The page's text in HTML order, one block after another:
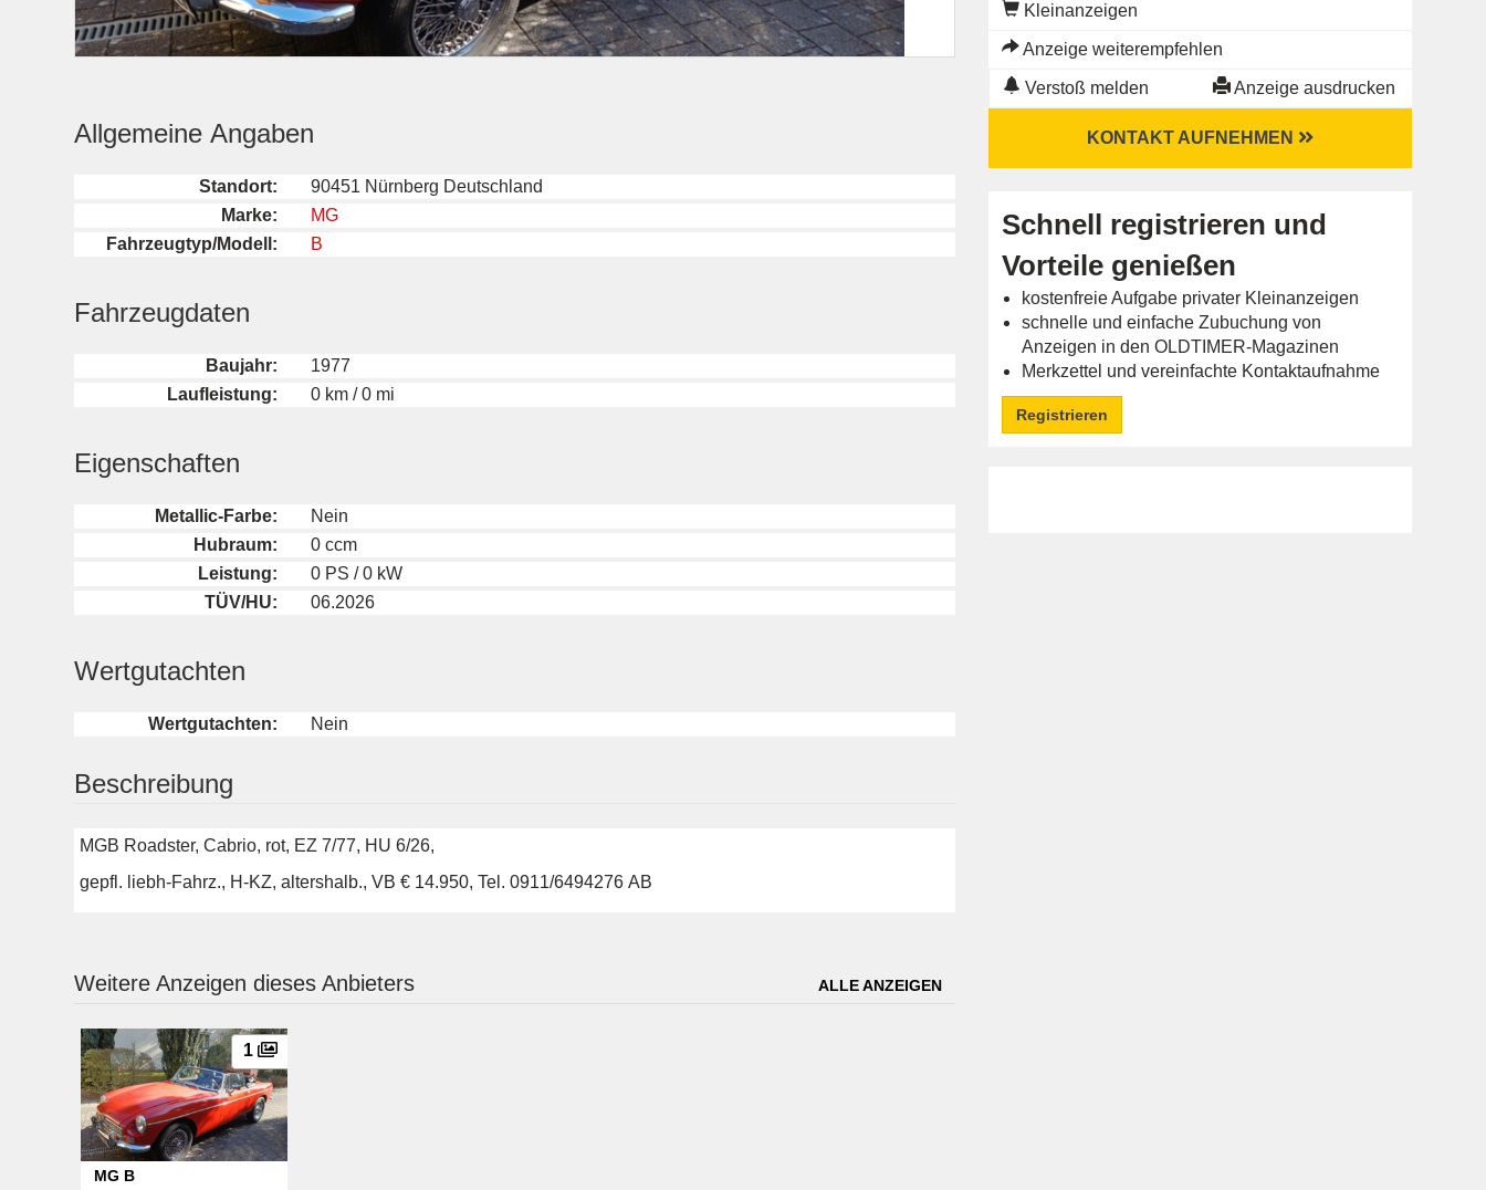
Allgemeine Angaben
Standort:
90451 Nürnberg Deutschland
Marke:
MG
Fahrzeugtyp/Modell:
B
Fahrzeugdaten
Baujahr:
1977
Laufleistung:
0 km / 0 mi
Eigenschaften
Metallic-Farbe:
Nein
Hubraum:
0 ccm
Leistung:
0 PS / 0 kW
TÜV/HU:
06.2026
Wertgutachten
Wertgutachten: Nein
Beschreibung
MGB Roadster, Cabrio, rot, EZ 7/77, HU 6/26,
gepfl. liebh-Fahrz., H-KZ, altershalb., VB € 14.950, Tel. 0911/6494276 AB
Weitere Anzeigen dieses Anbieters ALLE ANZEIGEN
1
MG B
Kleinanzeigen
Anzeige weiterempfehlen
Verstoß melden Anzeige ausdrucken
KONTAKT AUFNEHMEN
Schnell registrieren und
Vorteile genießen
kostenfreie Aufgabe privater Kleinanzeigen
schnelle und einfache Zubuchung von
Anzeigen in den OLDTIMER-Magazinen
Merkzettel und vereinfachte Kontaktaufnahme
Registrieren